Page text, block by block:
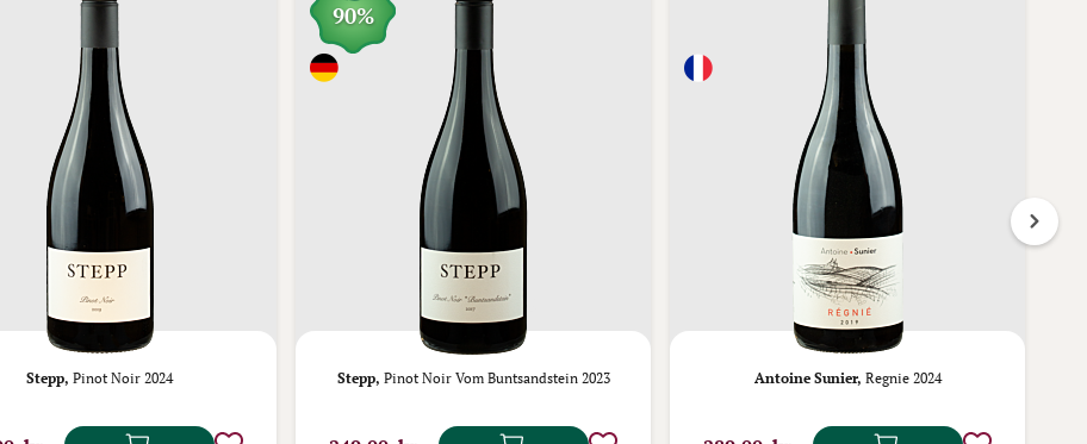
Stepp, Pinot Noir 2024
90%
Stepp, Pinot Noir Vom Buntsandstein 2023 Antoine Sunier, Regnie 2024